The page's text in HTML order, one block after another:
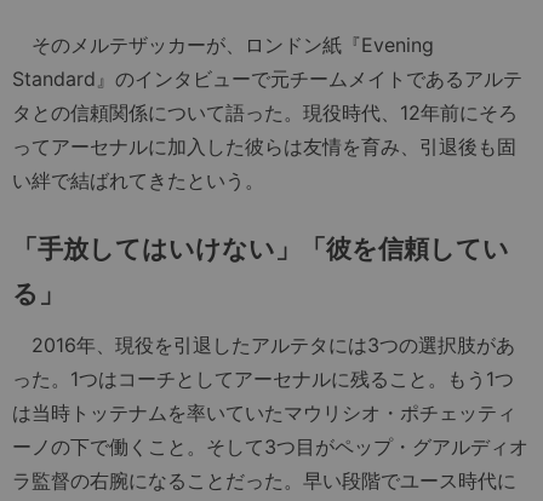
そのメルテザッカーが、ロンドン紙『Evening
Standard』のインタビューで元チームメイトであるアルテ
タとの信頼関係について語った。現役時代、12年前にそろ
ってアーセナルに加入した彼らは友情を育み、引退後も固
い絆で結ばれてきたという。
「手放してはいけない」「彼を信頼してい
る」
2016年、現役を引退したアルテタには3つの選択肢があ
った。1つはコーチとしてアーセナルに残ること。もう1つ
は当時トッテナムを率いていたマウリシオ・ポチェッティ
ーノの下で働くこと。そして3つ目がペップ・グアルディオ
ラ監督の右腕になることだった。早い段階でユース時代に